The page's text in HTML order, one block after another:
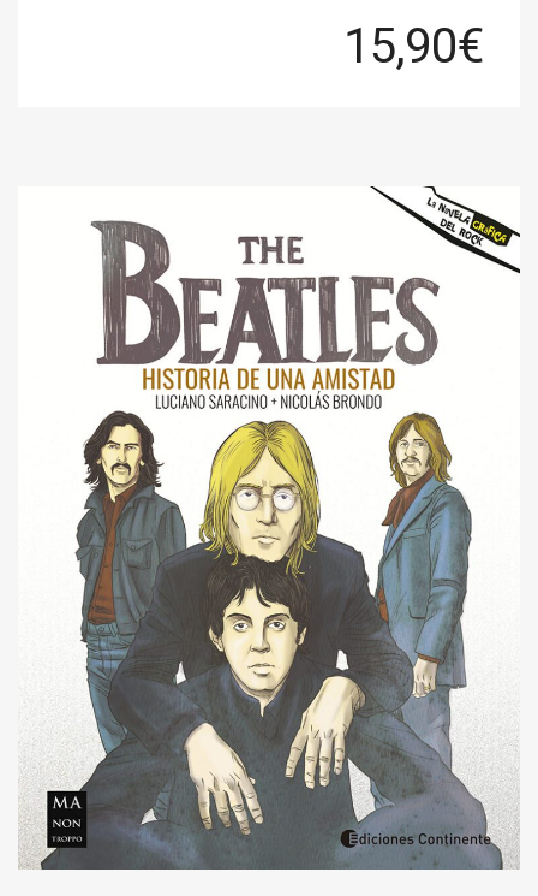
15,90€